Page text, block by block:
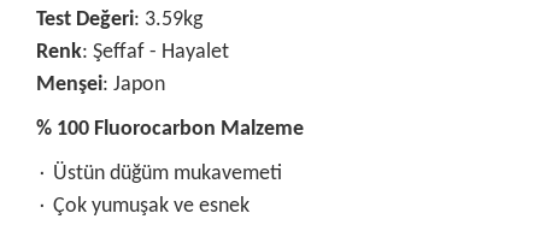
Test Değeri: 3.59kg
Renk: Şeffaf - Hayalet
Menşei: Japon
% 100 Fluorocarbon Malzeme
۰ Üstün düğüm mukavemeti
۰ Çok yumuşak ve esnek